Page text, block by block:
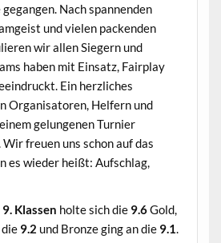
Nach spannenden
und vielen packenden
wir allen Siegern und
haben mit Einsatz, Fairplay
Ein herzliches
Organisatoren, Helfern und
gelungenen Turnier
freuen uns schon auf das
es wieder heißt: Aufschlag,
9. Klassen holte sich die 9.6Gold,
9.2 und Bronze ging an die 9.1.